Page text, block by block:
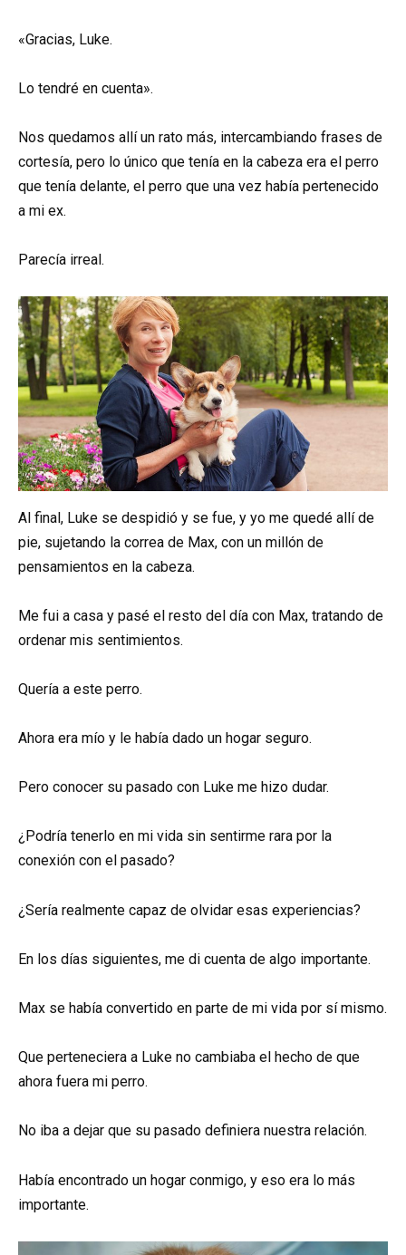
«Gracias, Luke.
Lo tendré en cuenta».
Nos quedamos allí un rato más, intercambiando frases de
cortesía, pero lo único que tenía en la cabeza era el perro
que tenía delante, el perro que una vez había pertenecido
a mi ex.
Parecía irreal.
Al final, Luke se despidió y se fue, y yo me quedé allí de
pie, sujetando la correa de Max, con un millón de
pensamientos en la cabeza.
Me fui a casa y pasé el resto del día con Max, tratando de
ordenar mis sentimientos.
Quería a este perro.
Ahora era mío y le había dado un hogar seguro.
Pero conocer su pasado con Luke me hizo dudar.
¿Podría tenerlo en mi vida sin sentirme rara por la
conexión con el pasado?
¿Sería realmente capaz de olvidar esas experiencias?
En los días siguientes, me di cuenta de algo importante.
Max se había convertido en parte de mi vida por sí mismo.
Que perteneciera a Luke no cambiaba el hecho de que
ahora fuera mi perro.
No iba a dejar que su pasado definiera nuestra relación.
Había encontrado un hogar conmigo, y eso era lo más
importante.